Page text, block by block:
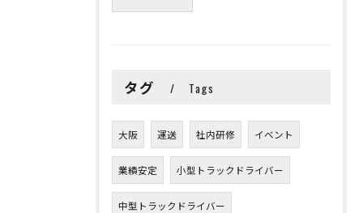
タグ Tags
大阪 運送 社内研修 イベント
業績安定 小型トラックドライバー
中型トラックドライバー